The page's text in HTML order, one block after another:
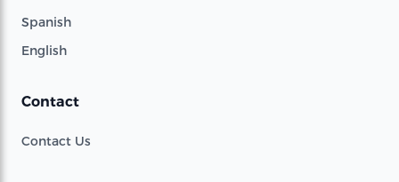
Spanish
English
Contact
Contact Us